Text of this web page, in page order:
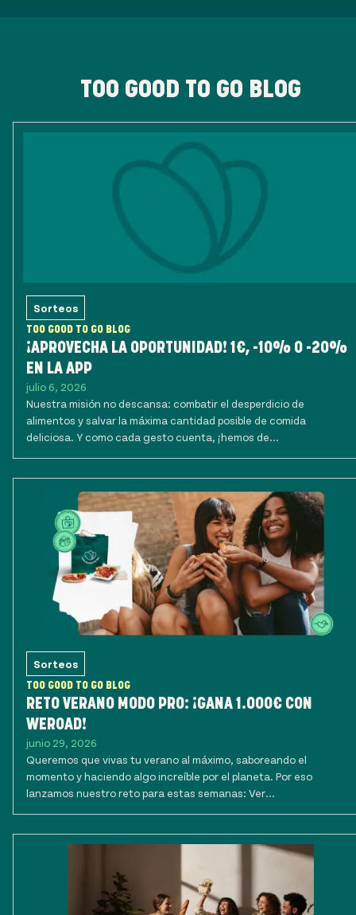
TOO GOOD TO GO BLOG
Sorteos
TOO GOOD TO GO BLOG
¡APROVECHA LA OPORTUNIDAD! 1€, -10% O -20%
EN LA APP
julio 6, 2026
Nuestra misión no descansa: combatir el desperdicio de
alimentos y salvar la máxima cantidad posible de comida
deliciosa. Y como cada gesto cuenta, ¡hemos de...
Sorteos
TOO GOOD TO GO BLOG
RETO VERANO MODO PRO: ¡GANA 1.000€ CON
WEROAD!
junio 29, 2026
Queremos que vivas tu verano al máximo, saboreando el
momento y haciendo algo increíble por el planeta. Por eso
lanzamos nuestro reto para estas semanas: Ver...